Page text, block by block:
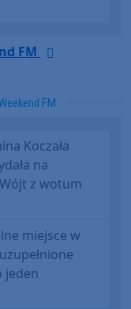
FM
FM
Koczała
na
z wotum
miejsce w
jeden